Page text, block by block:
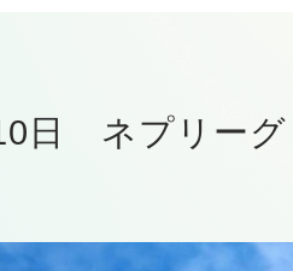
日 ネプリー